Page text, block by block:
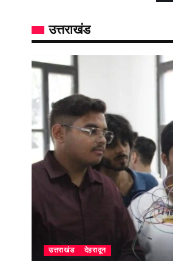
उत्तराखंड
उत्तराखंड देहरादून